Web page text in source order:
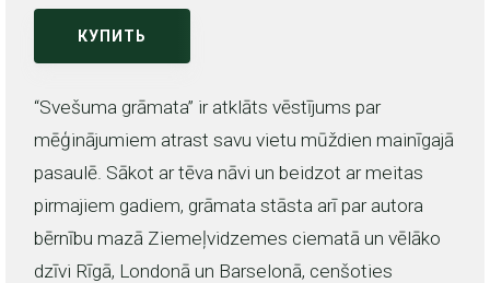
КУПИТЬ
“Svešuma grāmata” ir atklāts vēstījums par
mēģinājumiem atrast savu vietu mūždien mainīgajā
pasaulē. Sākot ar tēva nāvi un beidzot ar meitas
pirmajiem gadiem, grāmata stāsta arī par autora
bērnību mazā Ziemeļvidzemes ciematā un vēlāko
dzīvi Rīgā, Londonā un Barselonā, cenšoties